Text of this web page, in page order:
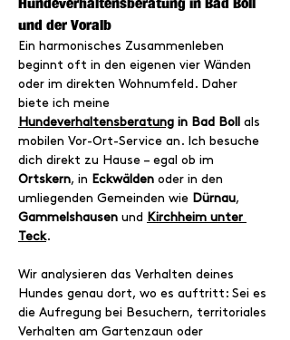
Hundeverhaltensberatung in Bad Boll
und der Voralb
Ein harmonisches Zusammenleben
beginnt oft in den eigenen vier Wänden
oder im direkten Wohnumfeld. Daher
biete ich meine
Hundeverhaltensberatung in Bad Boll
als
mobilen Vor-Ort-Service an. Ich besuche
dich direkt zu Hause – egal ob im
Ortskern, in Eckwälden oder in den
umliegenden Gemeinden wie Dürnau,
Gammelshausen und
Kirchheim unter
Teck.
Wir analysieren das Verhalten deines
Hundes genau dort, wo es auftritt: Sei es
die Aufregung bei Besuchern, territoriales
Verhalten am Gartenzaun oder